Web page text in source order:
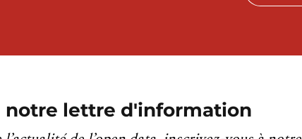
notre lettre d'information